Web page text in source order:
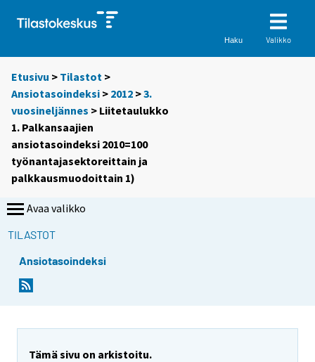
Haku Valikko
Etusivu > Tilastot >
Ansiotasoindeksi > 2012 >3.
vuosineljännes > Liitetaulukko
1. Palkansaajien
ansiotasoindeksi 2010=100
työnantajasektoreittain ja
palkkausmuodoittain 1)
Avaa valikko
TILASTOT
Ansiotasoindeksi
Tämä sivu on arkistoitu.